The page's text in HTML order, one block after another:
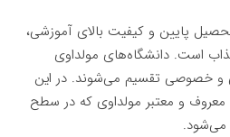
پایین و کیفیت بالای آموزشی،
است. دانشگاه‌های مولداوی
و خصوصی تقسیم می‌شوند. در این
و معتبر مولداوی که در سطح
می‌شود.